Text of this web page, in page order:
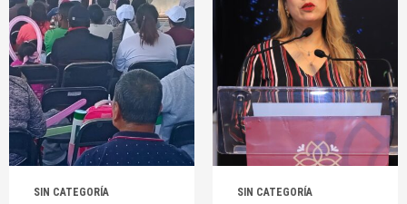
SIN CATEGORÍA SIN CATEGORÍA